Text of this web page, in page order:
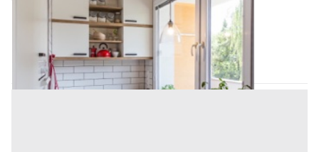
Megliadino San Vitale (Padova)
13.950 € 18.600 €
Codice asta:AJ7354622
Asta chiusa